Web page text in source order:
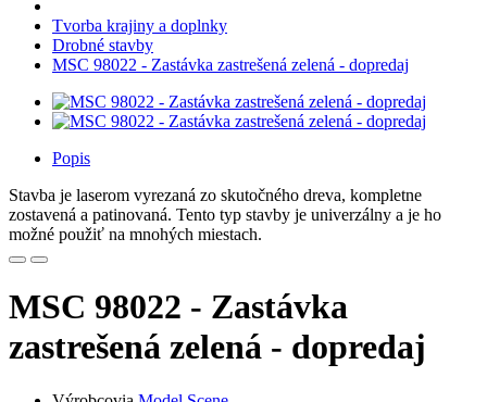
Tvorba krajiny a doplnky
Drobné stavby
MSC 98022 - Zastávka zastrešená zelená - dopredaj
Popis
Stavba je laserom vyrezaná zo skutočného dreva, kompletne
zostavená a patinovaná. Tento typ stavby je univerzálny a je ho
možné použiť na mnohých miestach.
MSC 98022 - Zastávka
zastrešená zelená - dopredaj